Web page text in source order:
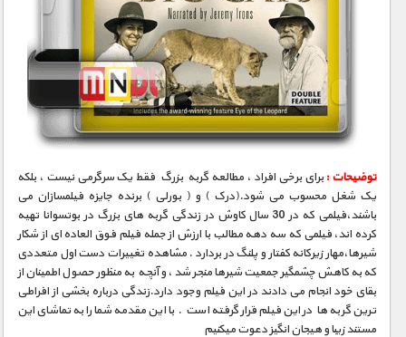
توضیحات : برای برخی افراد ، مطالعه گربه بزرگ فقط یک سرگرمی نیست ، بلکه
یک شغل محسوب می شود.(درک ) و ( بورلی ) برنده جایزه فیلمسازان می
باشند،فیلمی که در 30 سال کاوش در زندگی گربه های بزرگ در بوتسوانا تهیه
کرده اند، فیلمی که سه دهه مطالب با ارزش از جمله فیلم فوق العاده ای از شکار
شیرها،مهار زیرکانه کفتار و پلنگ در بردارد . مشاهده تغییرات دست اول متعددی
که به کاهش چشمگیر جمعیت شیرها منجر شد ، و آنچه به منظور حصول اطمینان از
بقای خود انجام می دادند در این فیلم وجود دارد.زندگی درباره بخشی از افراطی
ترین گربه ها در این فیلم قرار گرفته است . با این مقدمه شما را به تماشای این
مستند زیبا و هیجان انگیز دعوت میکنیم